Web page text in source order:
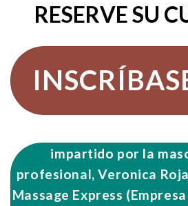
RESERVE SU
impartido por la
profesional, Veronica
Massage Express